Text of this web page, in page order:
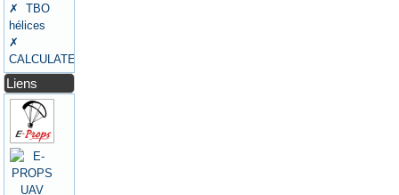
✗ TBO
hélices
✗
CALCULATEURS
Liens